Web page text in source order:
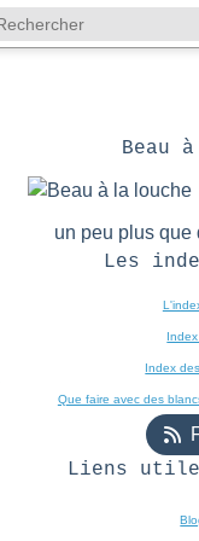
Beau
un peu plus que
Les
Index
Que faire avec des
Liens